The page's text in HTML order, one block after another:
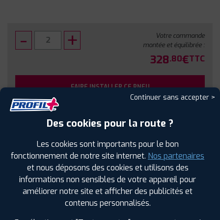
Votre commande
montée et équilibrée :
328.80€TTC
FAIRE INSTALLER CE PNEU
Sous réserve de disponibilité en agence
SPÉCIFICATIONS AVIS CLIENTS ÉTIQUETAGE
Étiquetage
Continuer sans accepter >
Des cookies pour la route ?
Les cookies sont importants pour le bon
fonctionnement de notre site internet. Nos partenaires
et nous déposons des cookies et utilisons des
informations non sensibles de votre appareil pour
améliorer notre site et afficher des publicités et
contenus personnalisés.